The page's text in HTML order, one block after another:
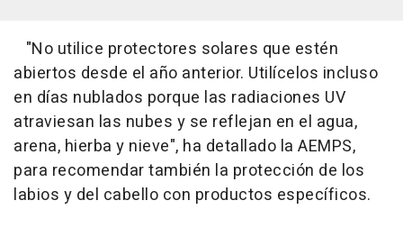
"No utilice protectores solares que estén
abiertos desde el año anterior. Utilícelos incluso
en días nublados porque las radiaciones UV
atraviesan las nubes y se reflejan en el agua,
arena, hierba y nieve", ha detallado la AEMPS,
para recomendar también la protección de los
labios y del cabello con productos específicos.